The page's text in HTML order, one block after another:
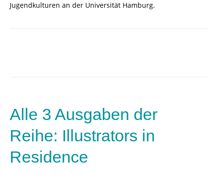
Jugendkulturen an der Universität Hamburg.
Alle 3 Ausgaben der
Reihe: Illustrators in
Residence